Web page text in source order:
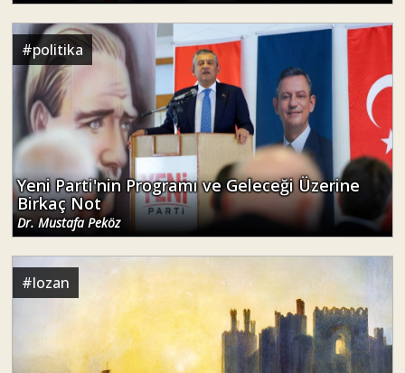
#politika
Yeni Parti'nin Programı ve Geleceği Üzerine
Birkaç Not
Dr. Mustafa Peköz
#lozan